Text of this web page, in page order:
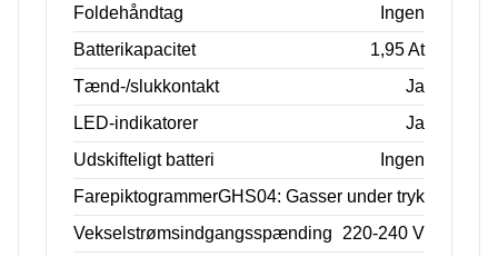
Foldehåndtag
Ingen
Batterikapacitet
1,95 At
Tænd-/slukkontakt
Ja
LED-indikatorer
Ja
Udskifteligt batteri
Ingen
FarepiktogrammerGHS04: Gasser under tryk
Vekselstrømsindgangsspænding
220-240 V